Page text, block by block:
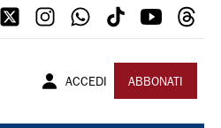
ACCEDI ABBONATI